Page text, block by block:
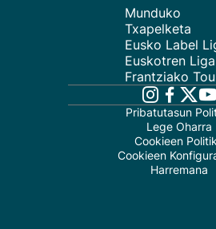
Munduko
Txapelketa
Eusko Label
Euskotren Liga
Frantziako
Pribatutasun
Lege Oharra
Cookieen
Cookieen
Harremana